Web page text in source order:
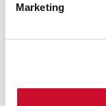
Marketing